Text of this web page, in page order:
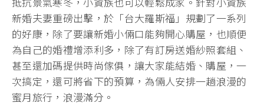
謝振維 · 專題報導 產業訊息 · 2019 年 7 月 14 日
新婚夫妻重磅出擊，於「台大羅斯福」規劃了一系列
的好康，除了要讓新婚小倆口能夠開心購屋，也順便
為自己的婚禮增添利多，除了有訂房送婚紗照套組、
甚至還加碼提供時尚傢俱，讓大家能結婚、購屋，一
次搞定，還可將省下的預算，為倆人安排一趟浪漫的
蜜月旅行，浪漫滿分。